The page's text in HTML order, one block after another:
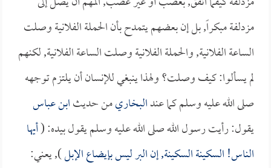
مزدلفة مبكراً, بل إن بعضهم يتمدح بأن الحملة الفلانية وصلت
الساعة الفلانية, والحملة الفلانية وصلت الساعة الفلانية, لكنهم
لم يسألوا: كيف وصلت؟ ولهذا ينبغي للإنسان أن يلتزم توجهه
صلى الله عليه وسلم كما عندالبخاريمن حديثابن عباس
يقول: رأيت رسول الله صلى الله عليه وسلم يقول بيده: (أيها
الناس! السكينة السكينة, إن البر ليس بإيضاع الإبل), يعني: